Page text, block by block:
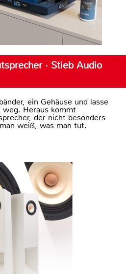
· Stieb Audio
ein Gehäuse und lasse
Heraus kommt
der nicht besonders
weiß, was man tut.